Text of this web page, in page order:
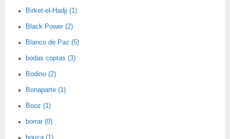
Birket-el-Hadji (1)
Black Power (2)
Blanco de Paz (5)
bodas coptas (3)
Bodino (2)
Bonaparte (1)
Booz (1)
borrar (0)
bouza (1)